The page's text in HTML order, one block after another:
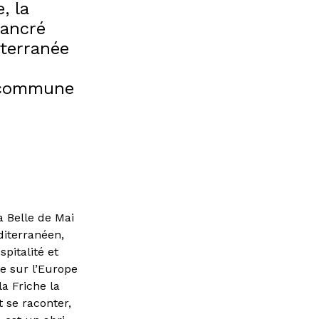
la
Belle de Mai
et
sur l’Europe
Friche la
se raconter,